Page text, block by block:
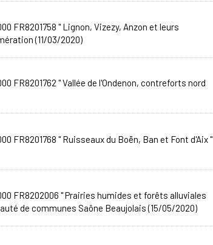
FR8201758 " Lignon, Vizezy, Anzon et leurs
(11/03/2020)
FR8201762 " Vallée de l'Ondenon, contreforts nord
FR8201768 " Ruisseaux du Boën, Ban et Font d'Aix "
FR8202006 " Prairies humides et forêts alluviales
de communes Saône Beaujolais (15/05/2020)